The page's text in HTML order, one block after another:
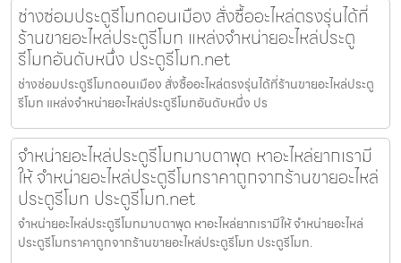
ช่างซ่อมประตูรีโมทดอนเมือง สั่งซื้ออะไหล่ตรงรุ่นได้ที่
ร้านขายอะไหล่ประตูรีโมท แหล่งจำหน่ายอะไหล่ประตู
รีโมทอันดับหนึ่ง ประตูรีโมท.net
ช่างซ่อมประตูรีโมทดอนเมือง สั่งซื้ออะไหล่ตรงรุ่นได้ที่ร้านขายอะไหล่ประตู
รีโมท แหล่งจำหน่ายอะไหล่ประตูรีโมทอันดับหนึ่ง ปร
จำหน่ายอะไหล่ประตูรีโมทมาบตาพุด หาอะไหล่ยากเรามี
ให้ จำหน่ายอะไหล่ประตูรีโมทราคาถูกจากร้านขายอะไหล่
ประตูรีโมท ประตูรีโมท.net
จำหน่ายอะไหล่ประตูรีโมทมาบตาพุด หาอะไหล่ยากเรามีให้ จำหน่ายอะไหล่
ประตูรีโมทราคาถูกจากร้านขายอะไหล่ประตูรีโมท ประตูรีโมท.